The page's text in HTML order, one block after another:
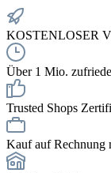
KOSTENLOSER
Über 1 Mio.
Trusted Shops
Kauf auf